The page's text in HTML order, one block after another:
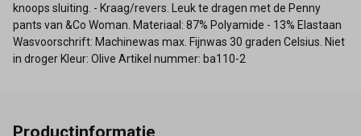
knoops sluiting. - Kraag/revers. Leuk te dragen met de Penny
pants van &Co Woman. Materiaal: 87% Polyamide - 13% Elastaan
Wasvoorschrift: Machinewas max. Fijnwas 30 graden Celsius. Niet
in droger Kleur: Olive Artikel nummer: ba110-2
Productinformatie